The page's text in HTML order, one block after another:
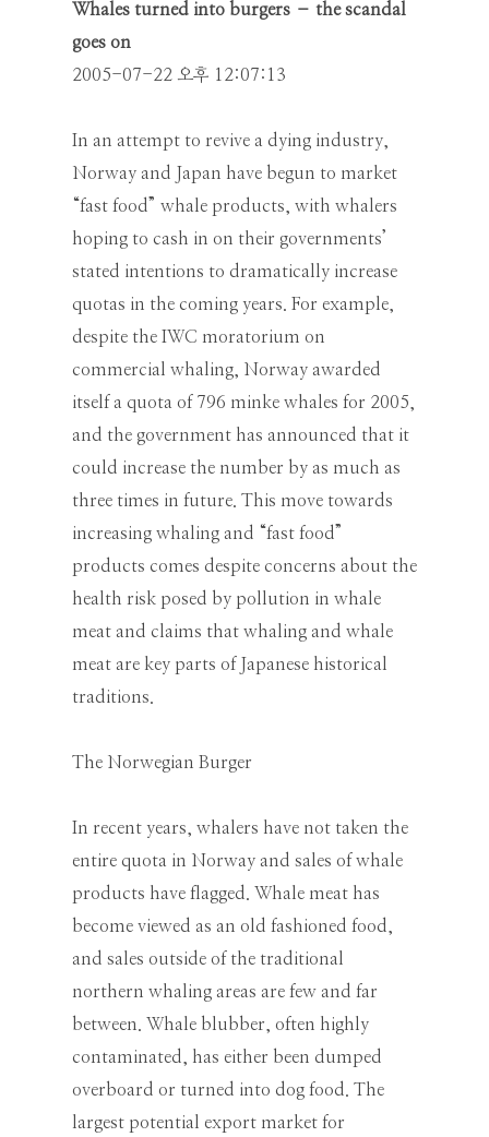
Whales turned into burgers – the scandal
goes on
2005-07-22 오후 12:07:13
In an attempt to revive a dying industry,
Norway and Japan have begun to market
“fast food” whale products, with whalers
hoping to cash in on their governments’
stated intentions to dramatically increase
quotas in the coming years. For example,
despite the IWC moratorium on
commercial whaling, Norway awarded
itself a quota of 796 minke whales for 2005,
and the government has announced that it
could increase the number by as much as
three times in future. This move towards
increasing whaling and “fast food”
products comes despite concerns about the
health risk posed by pollution in whale
meat and claims that whaling and whale
meat are key parts of Japanese historical
traditions.
The Norwegian Burger
In recent years, whalers have not taken the
entire quota in Norway and sales of whale
products have flagged. Whale meat has
become viewed as an old fashioned food,
and sales outside of the traditional
northern whaling areas are few and far
between. Whale blubber, often highly
contaminated, has either been dumped
overboard or turned into dog food. The
largest potential export market for